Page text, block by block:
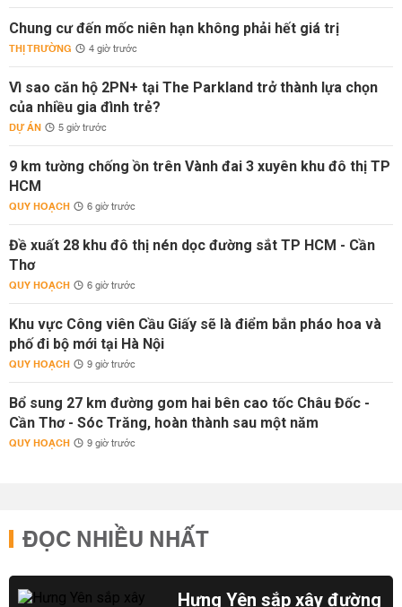
Chung cư đến mốc niên hạn không phải hết giá trị
THỊ TRƯỜNG 4 giờ trước
Vì sao căn hộ 2PN+ tại The Parkland trở thành lựa chọn
của nhiều gia đình trẻ?
DỰ ÁN 5 giờ trước
9 km tường chống ồn trên Vành đai 3 xuyên khu đô thị TP
HCM
QUY HOẠCH 6 giờ trước
Đề xuất 28 khu đô thị nén dọc đường sắt TP HCM - Cần
Thơ
QUY HOẠCH 6 giờ trước
Khu vực Công viên Cầu Giấy sẽ là điểm bắn pháo hoa và
phố đi bộ mới tại Hà Nội
QUY HOẠCH 9 giờ trước
Bổ sung 27 km đường gom hai bên cao tốc Châu Đốc -
Cần Thơ - Sóc Trăng, hoàn thành sau một năm
QUY HOẠCH 9 giờ trước
ĐỌC NHIỀU NHẤT
Hưng Yên sắp xây đường